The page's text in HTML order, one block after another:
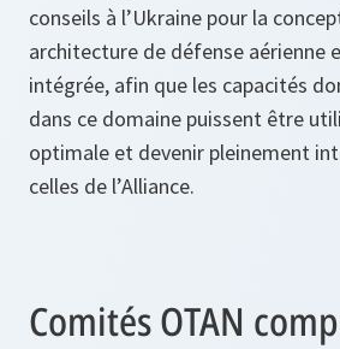
conseils à l’Ukraine pour la
architecture de défense aérienne
intégrée, afin que les capacités
dans ce domaine puissent être
optimale et devenir pleinement
celles de l’Alliance.
Comités OTAN